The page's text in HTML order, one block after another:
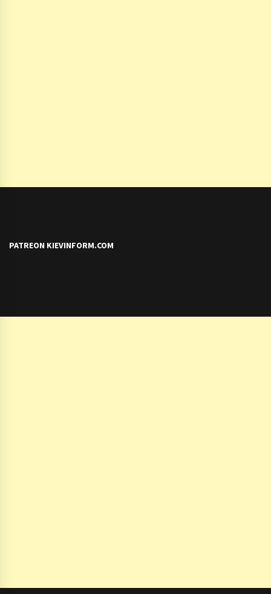
PATREON KIEVINFORM.COM